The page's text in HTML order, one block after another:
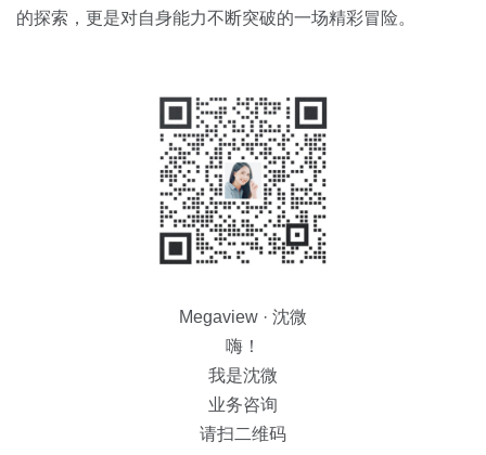
的探索，更是对自身能力不断突破的一场精彩冒险。
Megaview · 沈微
嗨！
我是沈微
业务咨询
请扫二维码